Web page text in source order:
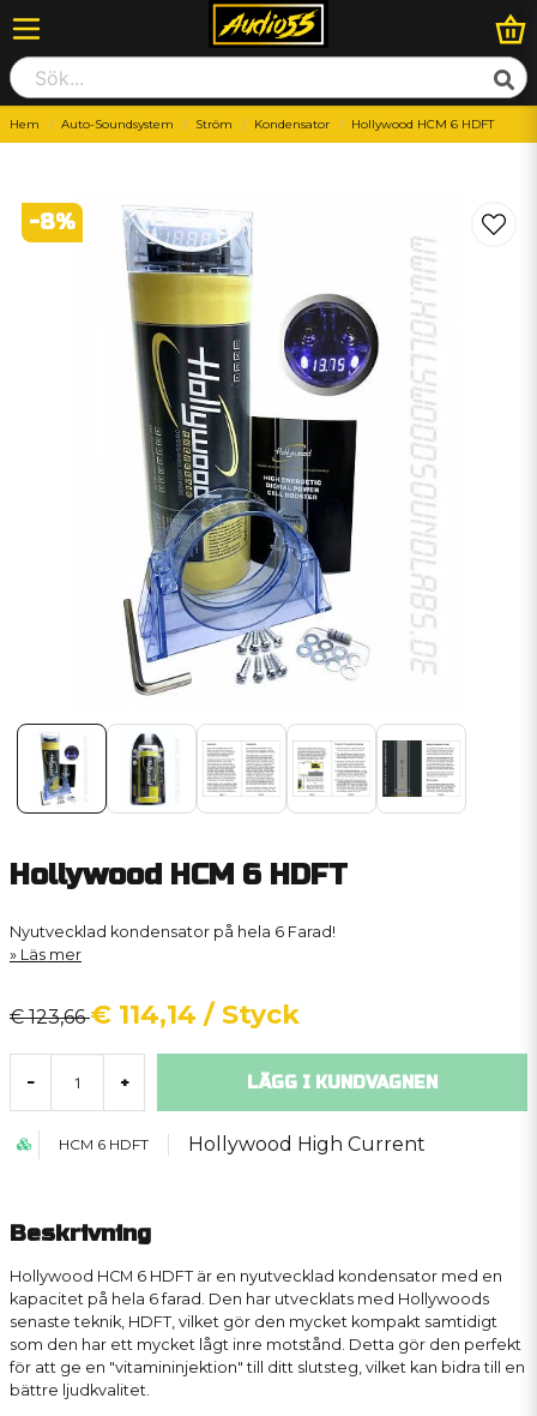
Hem Auto-Soundsystem Ström Kondensator Hollywood HCM 6 HDFT
-8%
Hollywood HCM 6 HDFT
Nyutvecklad kondensator på hela 6 Farad!
Läs mer
€ 123,66€ 114,14 / Styck
- + LÄGG I KUNDVAGNEN
HCM 6 HDFT Hollywood High Current
Beskrivning
Hollywood HCM 6 HDFT är en nyutvecklad kondensator med en
kapacitet på hela 6 farad. Den har utvecklats med Hollywoods
senaste teknik, HDFT, vilket gör den mycket kompakt samtidigt
som den har ett mycket lågt inre motstånd. Detta gör den perfekt
för att ge en "vitamininjektion" till ditt slutsteg, vilket kan bidra till en
bättre ljudkvalitet.